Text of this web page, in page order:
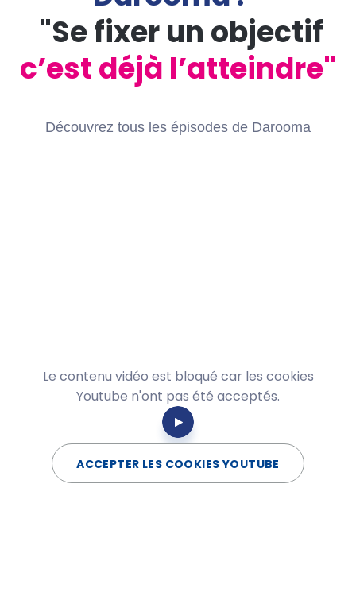
"Se fixer un objectif
c’est déjà l’atteindre"
Découvrez tous les épisodes de Darooma
Le contenu vidéo est bloqué car les cookies
Youtube n'ont pas été acceptés.
ACCEPTER LES COOKIES YOUTUBE